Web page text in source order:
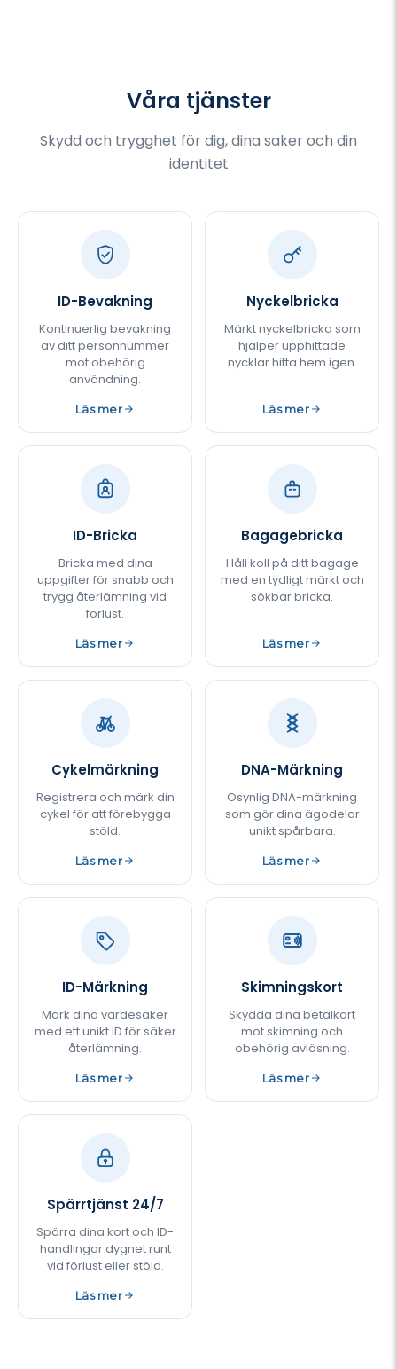
Våra tjänster
Skydd och trygghet för dig, dina saker och din
identitet
ID-Bevakning
Kontinuerlig bevakning
av ditt personnummer
mot obehörig
användning.
Läs mer
Nyckelbricka
Märkt nyckelbricka som
hjälper upphittade
nycklar hitta hem igen.
Läs mer
ID-Bricka
Bricka med dina
uppgifter för snabb och
trygg återlämning vid
förlust.
Läs mer
Bagagebricka
Håll koll på ditt bagage
med en tydligt märkt och
sökbar bricka.
Läs mer
Cykelmärkning
Registrera och märk din
cykel för att förebygga
stöld.
Läs mer
DNA-Märkning
Osynlig DNA-märkning
som gör dina ägodelar
unikt spårbara.
Läs mer
ID-Märkning
Märk dina värdesaker
med ett unikt ID för säker
återlämning.
Läs mer
Skimningskort
Skydda dina betalkort
mot skimning och
obehörig avläsning.
Läs mer
Spärrtjänst 24/7
Spärra dina kort och ID-
handlingar dygnet runt
vid förlust eller stöld.
Läs mer